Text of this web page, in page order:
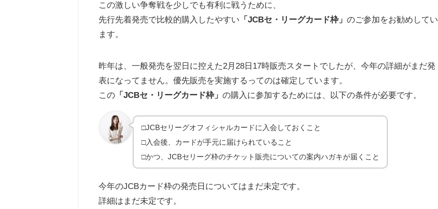
この激しい争奪戦を少しでも有利に戦うために、
先行先着発売で比較的購入したやすい 「JCBセ・リーグカード枠」のご参加をお勧めしてい
ます。
昨年は、一般発売を翌日に控えた2月28日17時販売スタートでしたが、今年の詳細がまだ発
表になってません。優先販売を実施するってのは確定しています。
この 「JCBセ・リーグカード枠」の購入に参加するためには、以下の条件が必要です。
□JCBセリーグオフィシャルカードに入会しておくこと
□入会後、カードが手元に届けられていること
□かつ、JCBセリーグ枠のチケット販売についての案内ハガキが届くこと
今年のJCBカード枠の発売日についてはまだ未定です。
詳細はまだ未定です。